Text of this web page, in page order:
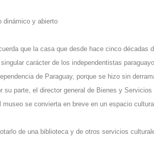
dinámico y abierto
que la casa que desde hace cinco
carácter de los independentistas
de Paraguay, porque se hizo sin
su parte, el director general de Bienes y
museo se convierta en breve en un espacio
de una biblioteca y de otros servicios